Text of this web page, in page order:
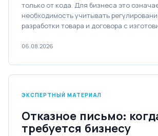
только от кода. Для бизнеса это
необходимость учитывать
разработки товара и договора с
06.08.2026
ЭКСПЕРТНЫЙ МАТЕРИАЛ
Отказное письмо:
требуется бизнесу